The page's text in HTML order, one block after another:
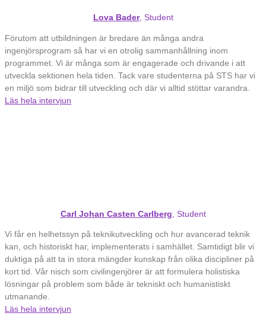
Lova Bader, Student
Förutom att utbildningen är bredare än många andra
ingenjörsprogram så har vi en otrolig sammanhållning inom
programmet. Vi är många som är engagerade och drivande i att
utveckla sektionen hela tiden. Tack vare studenterna på STS har vi
en miljö som bidrar till utveckling och där vi alltid stöttar varandra.
Läs hela intervjun
Carl Johan Casten Carlberg , Student
Vi får en helhetssyn på teknikutveckling och hur avancerad teknik
kan, och historiskt har, implementerats i samhället. Samtidigt blir vi
duktiga på att ta in stora mängder kunskap från olika discipliner på
kort tid. Vår nisch som civilingenjörer är att formulera holistiska
lösningar på problem som både är tekniskt och humanistiskt
utmanande.
Läs hela intervjun